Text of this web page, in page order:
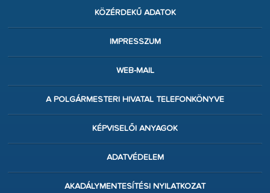
KÖZÉRDEKŰ ADATOK
IMPRESSZUM
WEB-MAIL
A POLGÁRMESTERI HIVATAL TELEFONKÖNYVE
KÉPVISELŐI ANYAGOK
ADATVÉDELEM
AKADÁLYMENTESÍTÉSI NYILATKOZAT